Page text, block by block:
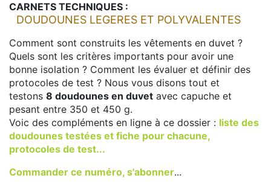
CARNETS TECHNIQUES :
DOUDOUNES LEGERES ET POLYVALENTES
Comment sont construits les vêtements en duvet ?
Quels sont les critères importants pour avoir une
bonne isolation ? Comment les évaluer et définir des
protocoles de test ? Nous vous disons tout et
testons 8 doudounes en duvet avec capuche et
pesant entre 350 et 450 g.
Voic des compléments en ligne à ce dossier : liste des
doudounes testées et fiche pour chacune,
protocoles de test...
Commander ce numéro, s'abonner...